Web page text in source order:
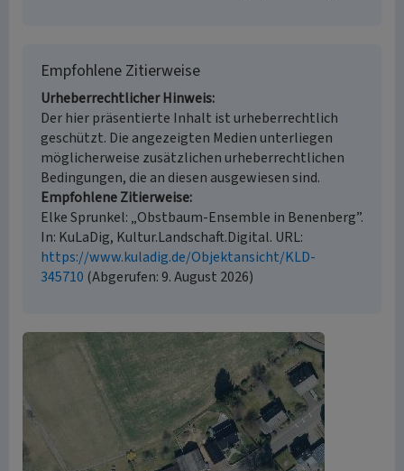
Empfohlene Zitierweise
Urheberrechtlicher Hinweis
Der hier präsentierte Inhalt ist urheberrechtlich
geschützt. Die angezeigten Medien unterliegen
möglicherweise zusätzlichen urheberrechtlichen
Bedingungen, die an diesen ausgewiesen sind.
Empfohlene Zitierweise
Elke Sprunkel: „Obstbaum-Ensemble in Benenberg”.
In: KuLaDig, Kultur.Landschaft.Digital. URL:
https://www.kuladig.de/Objektansicht/KLD-
345710 (Abgerufen: 9. August 2026)